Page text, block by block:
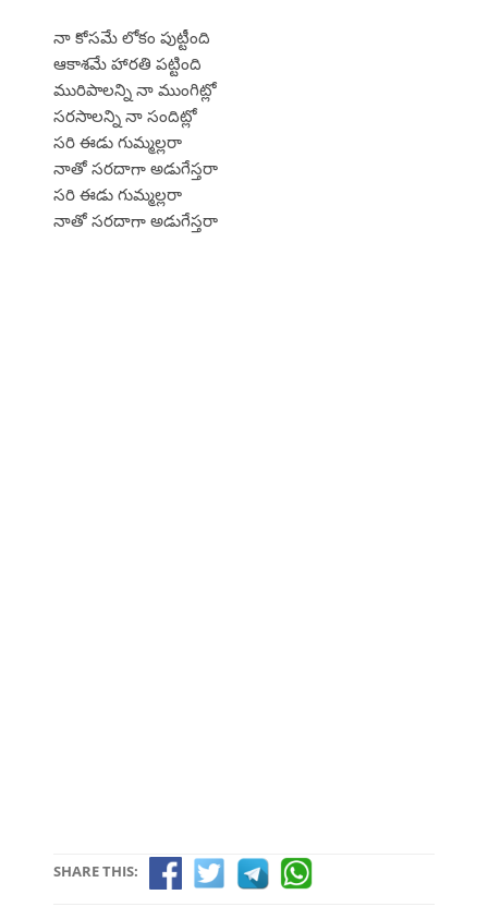
నా కోసమే లోకం పుట్టీంది
ఆకాశమే హారతి పట్టింది
మురిపాలన్ని నా ముంగిట్లో
సరసాలన్ని నా సందిట్లో
సరి ఈడు గుమ్మల్లరా
నాతో సరదాగా అడుగేస్తరా
సరి ఈడు గుమ్మల్లరా
నాతో సరదాగా అడుగేస్తరా
SHARE THIS: